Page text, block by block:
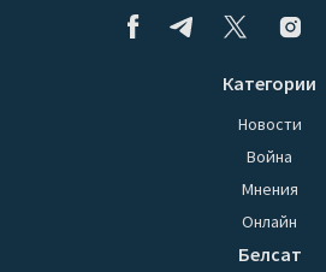
Категории
Новости
Война
Мнения
Онлайн
Белсат